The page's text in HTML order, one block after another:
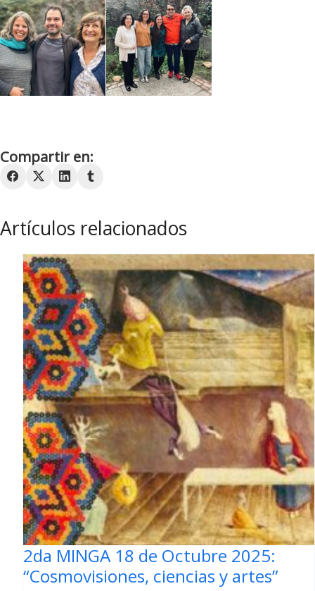
Compartir en:
Artículos relacionados
2da MINGA 18 de Octubre 2025:
“Cosmovisiones, ciencias y artes”